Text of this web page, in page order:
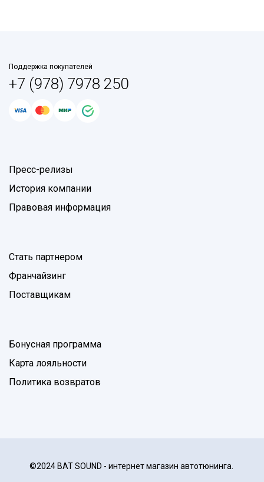
Поддержка покупателей
+7 (978) 7978 250
Пресс-релизы
История компании
Правовая информация
Стать партнером
Франчайзинг
Поставщикам
Бонусная программа
Карта лояльности
Политика возвратов
©2024 BAT SOUND - интернет магазин автотюнинга.